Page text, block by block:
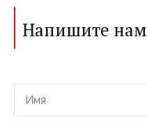
Напишите нам